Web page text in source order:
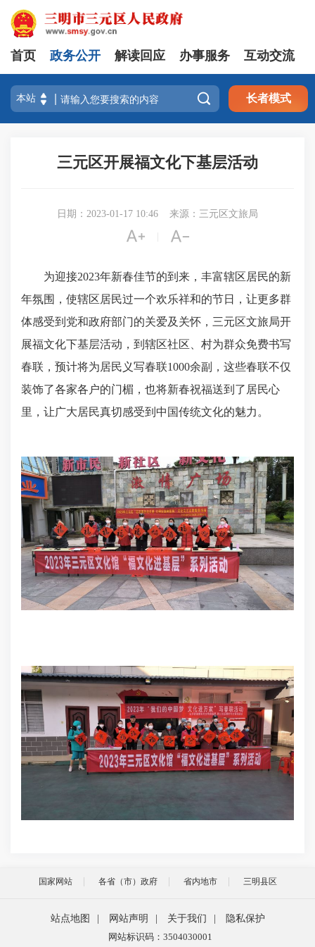
首页 政务公开 解读回应 办事服务 互动交流
 长者模式
三元区开展福文化下基层活动
日期：2023-01-17 10:46 来源：三元区文旅局
 
为迎接2023年新春佳节的到来，丰富辖区居民的新
年氛围，使辖区居民过一个欢乐祥和的节日，让更多群
体感受到党和政府部门的关爱及关怀，三元区文旅局开
展福文化下基层活动，到辖区社区、村为群众免费书写
春联，预计将为居民义写春联1000余副，这些春联不仅
装饰了各家各户的门楣，也将新春祝福送到了居民心
里，让广大居民真切感受到中国传统文化的魅力。
国家网站 各省（市）政府 省内地市 三明县区
站点地图 | 网站声明 | 关于我们 |
隐私保护
网站标识码：3504030001